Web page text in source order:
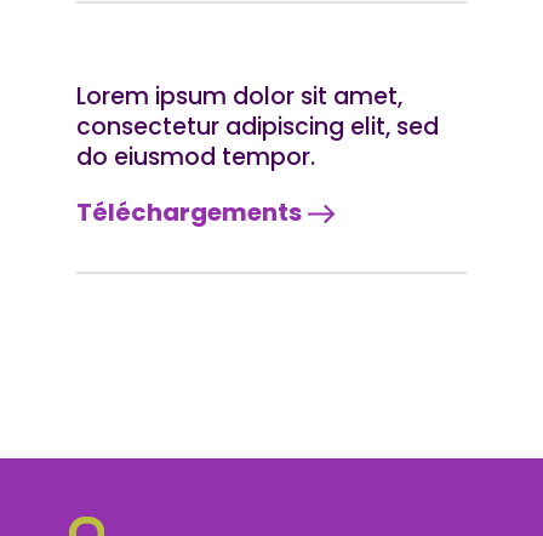
Lorem ipsum dolor sit amet,
consectetur adipiscing elit, sed
do eiusmod tempor.
Téléchargements